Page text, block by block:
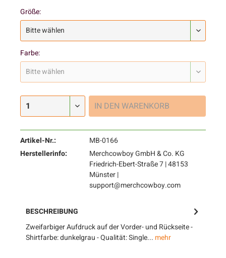
Größe:
Farbe:
IN DEN WARENKORB
Artikel-Nr.:
MB-0166
Herstellerinfo:
Merchcowboy GmbH & Co. KG
Friedrich-Ebert-Straße 7 | 48153
Münster |
support@merchcowboy.com
BESCHREIBUNG
Zweifarbiger Aufdruck auf der Vorder- und Rückseite -
Shirtfarbe: dunkelgrau - Qualität: Single... mehr